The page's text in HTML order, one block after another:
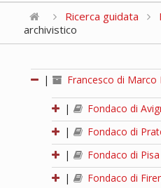
Ricerca guidata
archivistico
| Francesco di Marco
|
Fondaco di
|
Fondaco di
|
Fondaco di Pisa
|
Fondaco di